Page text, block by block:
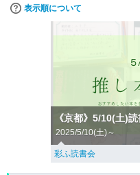
表示順について
《京都》5/10(土)
2025/5/10(土)～
彩ふ読書会